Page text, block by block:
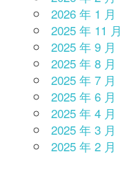
2026 年 1 月
2025 年 11 月
2025 年 9 月
2025 年 8 月
2025 年 7 月
2025 年 6 月
2025 年 4 月
2025 年 3 月
2025 年 2 月